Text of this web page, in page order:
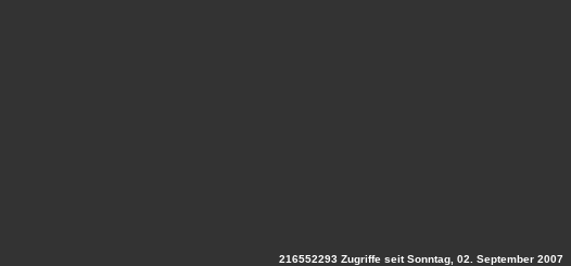
216552293 Zugriffe seit Sonntag, 02. September 2007